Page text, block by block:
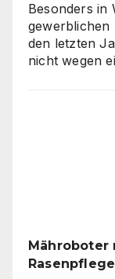
Besonders in
gewerblichen
den letzten
nicht wegen
Mähroboter